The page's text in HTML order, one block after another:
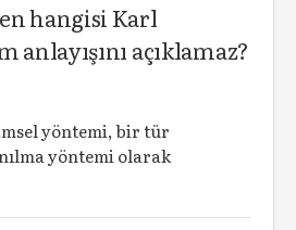
hangisi Karl
anlayışını açıklamaz?
yöntemi, bir tür
yöntemi olarak